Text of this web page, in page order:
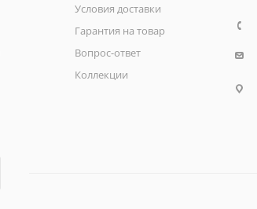
Условия доставки
Гарантия на товар
Вопрос-ответ
Коллекции